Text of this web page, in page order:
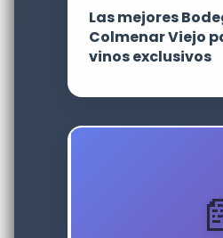
Las mejores
Colmenar Viejo
vinos exclusivos